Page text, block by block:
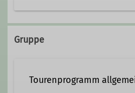
M.Eisner-
Schatzmeisterin
Gruppe
Tourenprogramm